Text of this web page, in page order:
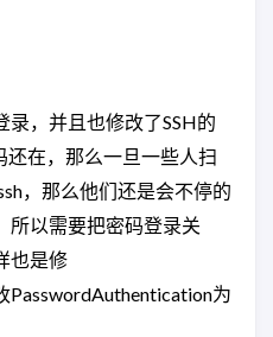
录，并且也修改了SSH的
在，那么一旦一些人扫
，那么他们还是会不停的
所以需要把密码登录关
也是修
PasswordAuthentication为